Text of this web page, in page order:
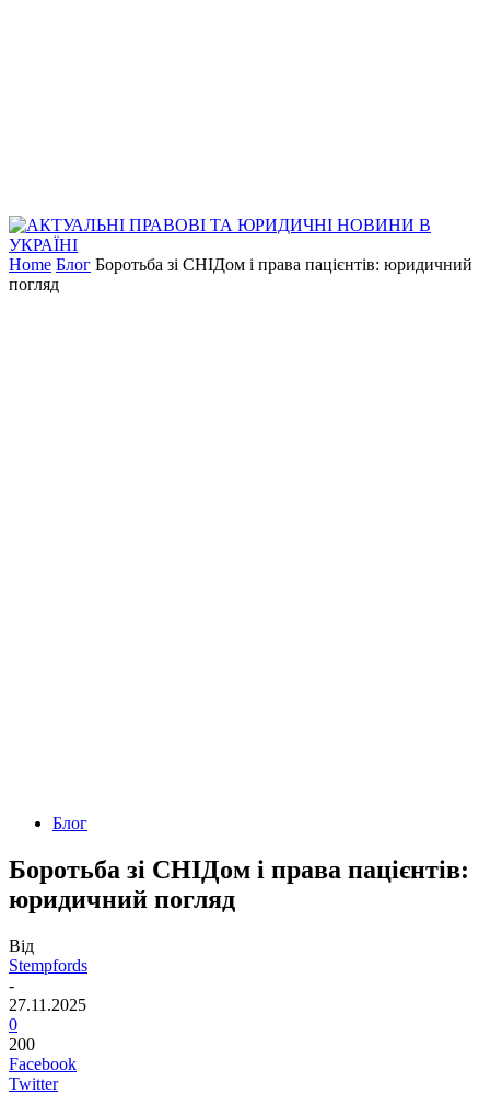
Home Блог Боротьба зі СНІДом і права пацієнтів: юридичний
погляд
Блог
Боротьба зі СНІДом і права пацієнтів:
юридичний погляд
Від
Stempfords
-
27.11.2025
0
200
Facebook
Twitter